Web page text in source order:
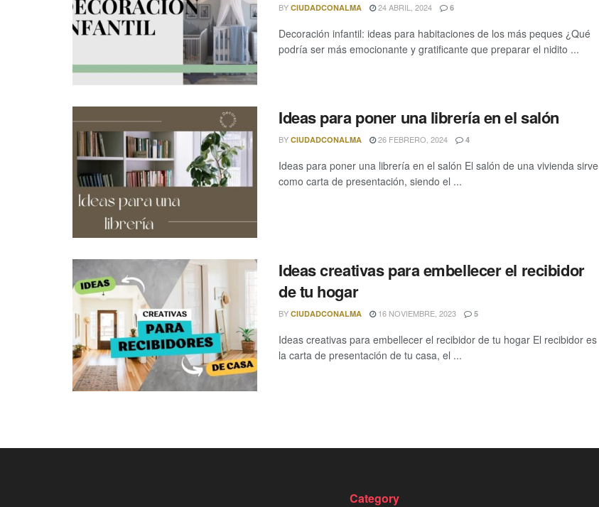
BY CIUDADCONALMA 24 ABRIL, 2024 6
Decoración infantil: ideas para habitaciones de los más peques ¿Qué
podría ser más emocionante y gratificante que preparar el nidito ...
Ideas para poner una librería en el salón
BY CIUDADCONALMA 26 FEBRERO, 2024 4
Ideas para poner una librería en el salón El salón de una vivienda sirve
como carta de presentación, siendo el ...
Ideas creativas para embellecer el recibidor
de tu hogar
BY CIUDADCONALMA 16 NOVIEMBRE, 2023 5
Ideas creativas para embellecer el recibidor de tu hogar El recibidor es
la carta de presentación de tu casa, el ...
Category